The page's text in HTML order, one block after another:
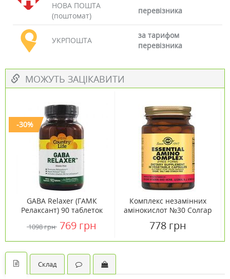
НОВА ПОШТА
(поштомат)
перевізника
УКРПОШТА
за тарифом
перевізника
МОЖУТЬ ЗАЦІКАВИТИ
-30%
GABA Relaxer (ГАМК
Релаксант) 90 таблеток
Country Life
1098 грн 769 грн
Комплекс незамінних
амінокислот №30 Солгар
778 грн
Склад